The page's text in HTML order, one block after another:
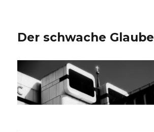
Der schwache Glaube